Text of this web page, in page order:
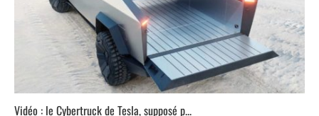
Vidéo : le Cybertruck de Tesla, supposé p...